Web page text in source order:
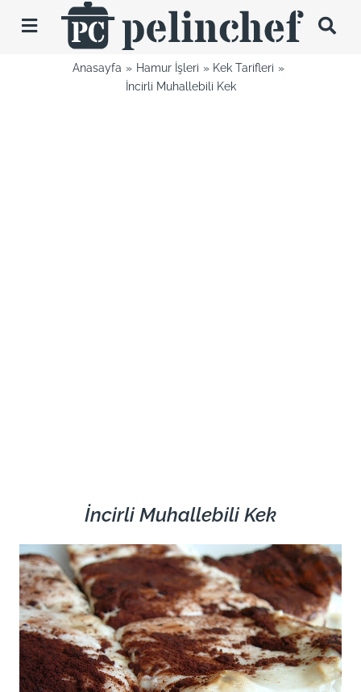
Toggle
Navigation
TariflerAnasayfa Hamur İşleri
Kek Tarifleri
İncirli Muhallebili Kek
İncirli Muhallebili Kek